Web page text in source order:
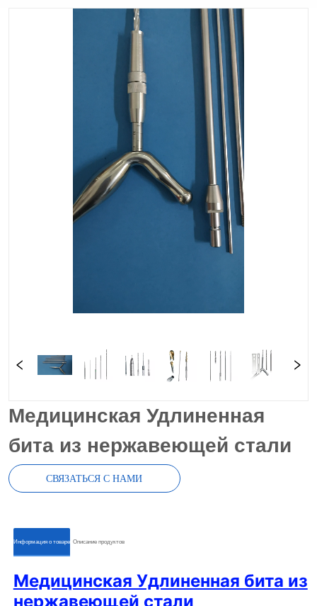
Медицинская Удлиненная
бита из нержавеющей стали
СВЯЗАТЬСЯ С НАМИ
ㅤㅤИнформация о товареㅤㅤ ㅤㅤОписание продуктовㅤㅤ